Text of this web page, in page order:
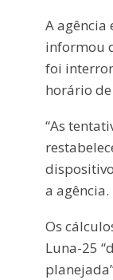
A agência
informou
foi
horário
“As
a agência.
Os
Luna-25